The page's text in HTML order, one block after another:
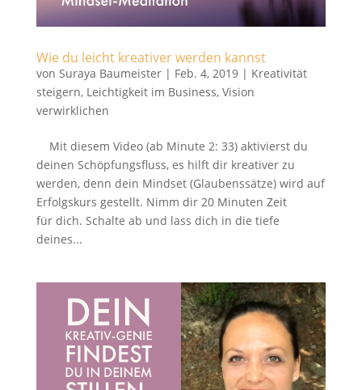
Wie du leicht kreativer werden kannst
von Suraya Baumeister| Feb. 4, 2019| Kreativität
steigern, Leichtigkeit im Business, Vision
verwirklichen
Mit diesem Video (ab Minute 2: 33) aktivierst du
deinen Schöpfungsfluss, es hilft dir kreativer zu
werden, denn dein Mindset (Glaubenssätze) wird auf
Erfolgskurs gestellt. Nimm dir 20 Minuten Zeit
für dich. Schalte ab und lass dich in die tiefe
deines...